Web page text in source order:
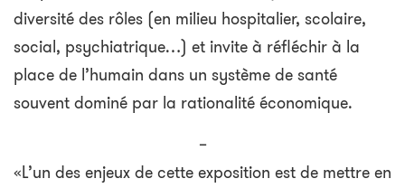
diversité des rôles (en milieu hospitalier, scolaire,
social, psychiatrique…) et invite à réfléchir à la
place de l’humain dans un système de santé
souvent dominé par la rationalité économique.
–
«L’un des enjeux de cette exposition est de mettre en